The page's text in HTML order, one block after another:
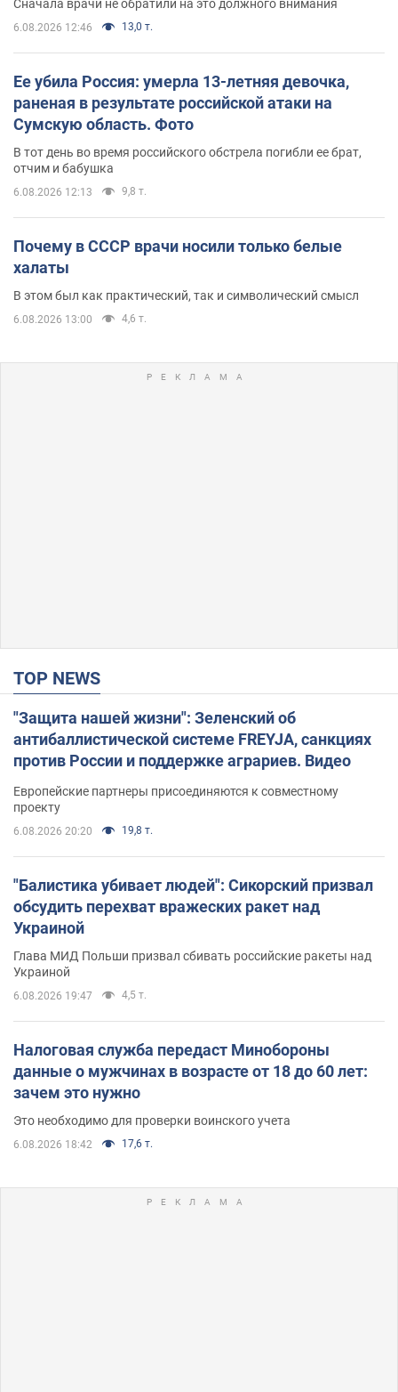
Сначала врачи не обратили на это должного внимания
6.08.2026 12:46 13,0 т.
Ее убила Россия: умерла 13-летняя девочка,
раненая в результате российской атаки на
Сумскую область. Фото
В тот день во время российского обстрела погибли ее брат,
отчим и бабушка
6.08.2026 12:13 9,8 т.
Почему в СССР врачи носили только белые
халаты
В этом был как практический, так и символический смысл
6.08.2026 13:00 4,6 т.
TOP NEWS
"Защита нашей жизни": Зеленский об
антибаллистической системе FREYJA, санкциях
против России и поддержке аграриев. Видео
Европейские партнеры присоединяются к совместному
проекту
6.08.2026 20:20 19,8 т.
"Балистика убивает людей": Сикорский призвал
обсудить перехват вражеских ракет над
Украиной
Глава МИД Польши призвал сбивать российские ракеты над
Украиной
6.08.2026 19:47 4,5 т.
Налоговая служба передаст Минобороны
данные о мужчинах в возрасте от 18 до 60 лет:
зачем это нужно
Это необходимо для проверки воинского учета
6.08.2026 18:42 17,6 т.